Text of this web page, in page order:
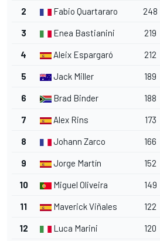
2 Fabio Quartararo 248
3 Enea Bastianini 219
4 Aleix Espargaró 212
5 Jack Miller 189
6 Brad Binder 188
7 Alex Rins 173
8 Johann Zarco 166
9 Jorge Martín 152
10 Miguel Oliveira 149
11 Maverick Viñales 122
12 Luca Marini 120